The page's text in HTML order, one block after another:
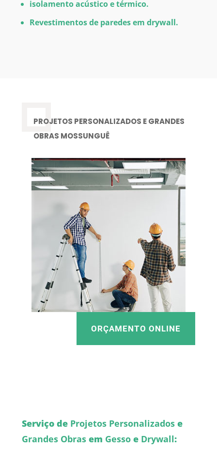
isolamento acústico e térmico.
Revestimentos de paredes em drywall.
PROJETOS PERSONALIZADOS E GRANDES
OBRAS MOSSUNGUÊ
ORÇAMENTO ONLINE
Serviço de Projetos Personalizadose
Grandes Obrasem Gessoe Drywall: